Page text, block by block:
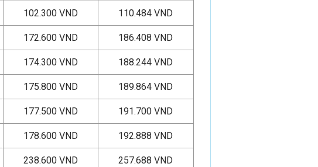
102.300 VND 110.484 VND
172.600 VND 186.408 VND
174.300 VND 188.244 VND
175.800 VND 189.864 VND
177.500 VND 191.700 VND
178.600 VND 192.888 VND
238.600 VND 257.688 VND